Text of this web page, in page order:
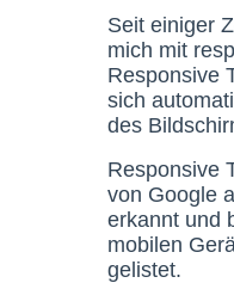
Seit einiger
mich mit
Responsive
sich
des
Responsive
von Google
erkannt und
mobilen
gelistet.